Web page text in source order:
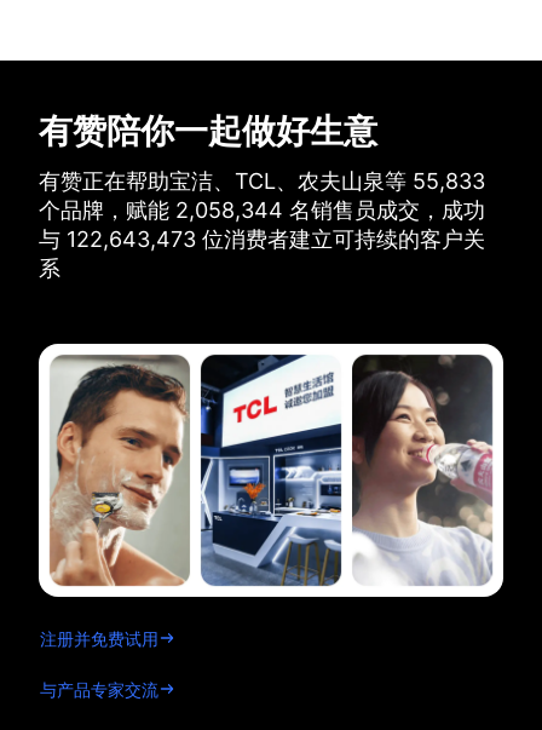
有赞陪你一起做好生意
有赞正在帮助宝洁、TCL、农夫山泉等 55,833
个品牌， 赋能 2,058,344 名销售员成交， 成功
与 122,643,473 位消费者建立可持续的客户关
系
注册并免费试用
与产品专家交流